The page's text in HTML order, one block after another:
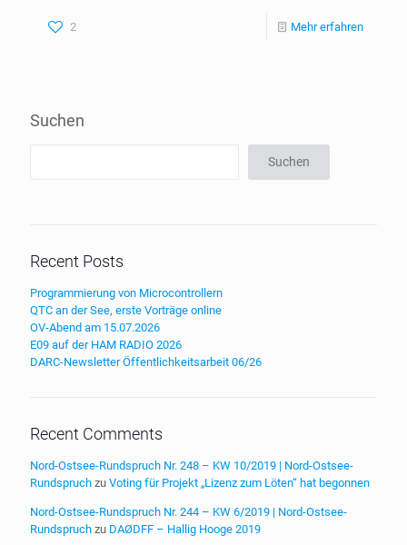
2 Mehr erfahren
Suchen
Suchen
Recent Posts
Programmierung von Microcontrollern
QTC an der See, erste Vorträge online
OV-Abend am 15.07.2026
E09 auf der HAM RADIO 2026
DARC-Newsletter Öffentlichkeitsarbeit 06/26
Recent Comments
Nord-Ostsee-Rundspruch Nr. 248 – KW 10/2019 | Nord-Ostsee-
Rundspruch zu Voting für Projekt „Lizenz zum Löten“ hat begonnen
Nord-Ostsee-Rundspruch Nr. 244 – KW 6/2019 | Nord-Ostsee-
Rundspruch zu DAØDFF – Hallig Hooge 2019